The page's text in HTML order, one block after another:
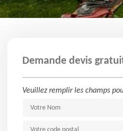
Demande devis
Veuillez remplir les champs